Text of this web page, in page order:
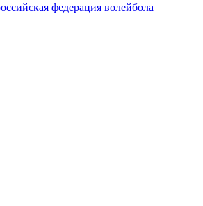
федерация волейбола